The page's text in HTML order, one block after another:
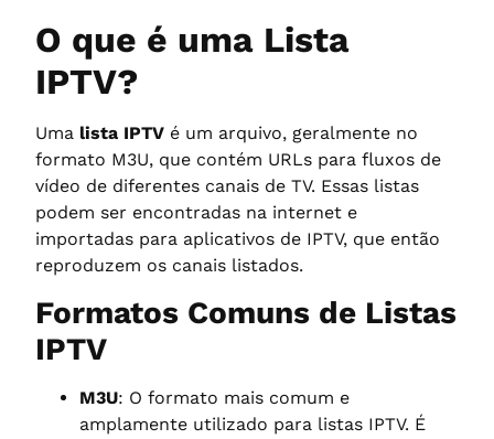
O que é uma Lista
IPTV?
Uma lista IPTV é um arquivo, geralmente no
formato M3U, que contém URLs para fluxos de
vídeo de diferentes canais de TV. Essas listas
podem ser encontradas na internet e
importadas para aplicativos de IPTV, que então
reproduzem os canais listados.
Formatos Comuns de Listas
IPTV
M3U: O formato mais comum e
amplamente utilizado para listas IPTV. É